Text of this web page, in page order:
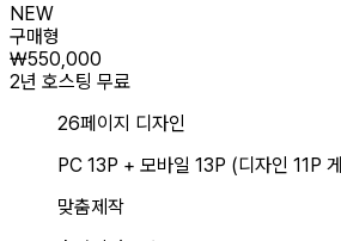
NEW
구매형
₩550,000
2년 호스팅 무료
26페이지 디자인
PC 13P + 모바일 13P (디자인 11P
맞춤제작